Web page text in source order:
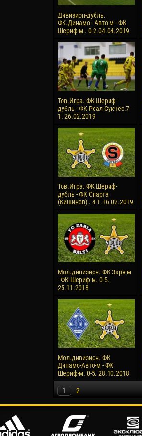
Дивизион-дубль.
ФК.Динамо - Авто-м - ФК
Шериф-м . 0-2.04.04.2019
Тов.Игра. ФК Шериф-
дубль - ФК Реал-Сукчес.7-
1. 26.02.2019
Тов.Игра. ФК Шериф-
дубль - ФК Спарта
(Кишинев) . 4-1.16.02.2019
Мол.дивизион. ФК Заря-м
- ФК Шериф-м. 0-5.
25.11.2018
Мол.дивизион. ФК
Динамо-Авто-м - ФК
Шериф-м. 0-5. 28.10.2018
1 2